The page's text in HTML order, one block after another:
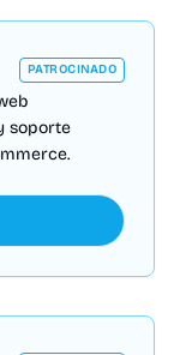
PATROCINADO
soporte